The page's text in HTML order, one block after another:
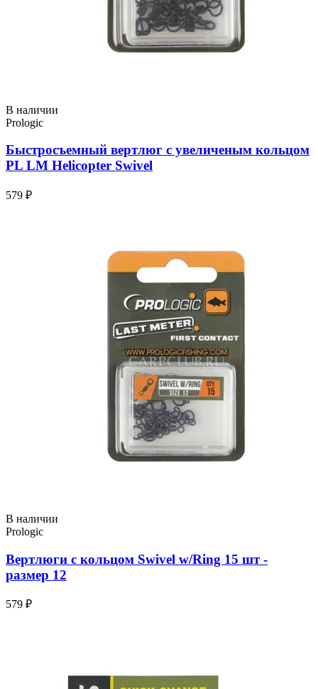
В наличии
Prologic
Быстросъемный вертлюг с увеличеным кольцом
PL LM Helicopter Swivel
579 ₽
В наличии
Prologic
Вертлюги с кольцом Swivel w/Ring 15 шт -
размер 12
579 ₽